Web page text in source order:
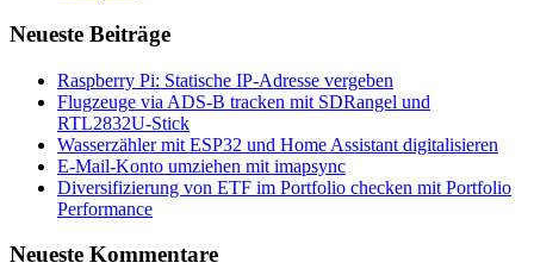
Neueste Beiträge
Raspberry Pi: Statische IP-Adresse vergeben
Flugzeuge via ADS-B tracken mit SDRangel und
RTL2832U-Stick
Wasserzähler mit ESP32 und Home Assistant digitalisieren
E-Mail-Konto umziehen mit imapsync
Diversifizierung von ETF im Portfolio checken mit Portfolio
Performance
Neueste Kommentare